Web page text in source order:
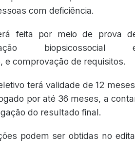
com deficiência.
feita por meio de prova
biopsicossocial
e comprovação de requisitos.
terá validade de 12
por até 36 meses, a
do resultado final.
podem ser obtidas no